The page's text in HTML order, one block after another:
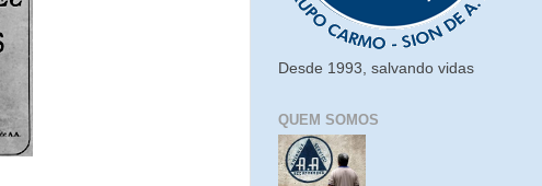
Desde 1993, salvando vidas
QUEM SOMOS